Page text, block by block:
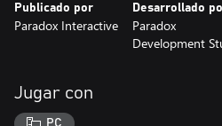
unos embaucadores interestelares
de la política galáctica y siempre
Prepárate para encontrar sorpresas
Más megaestructuras: Se ha
magnífico descompresor de materia,
Publicado por
Paradox Interactive
Desarrollado
Paradox
Development
Jugar con